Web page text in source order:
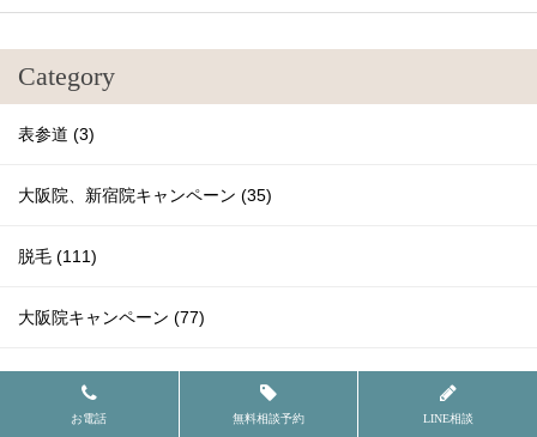
Category
表参道 (3)
大阪院、新宿院キャンペーン (35)
脱毛 (111)
大阪院キャンペーン (77)
名古屋院キャンペーン (41)
お電話 無料相談予約 LINE相談